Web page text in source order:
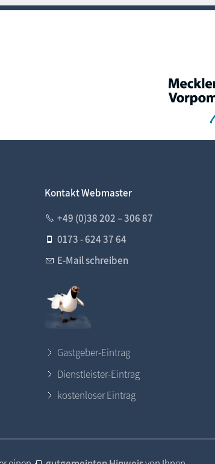
Kontakt Webmaster
+49 (0)38 202 – 306 87
0173 - 624 37 64
E-Mail schreiben
Gastgeber-Eintrag
Dienstleister-Eintrag
kostenloser Eintrag